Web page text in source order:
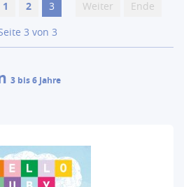
1 2 3 Weiter
Ende
3 von 3
3 bis 6 Jahre